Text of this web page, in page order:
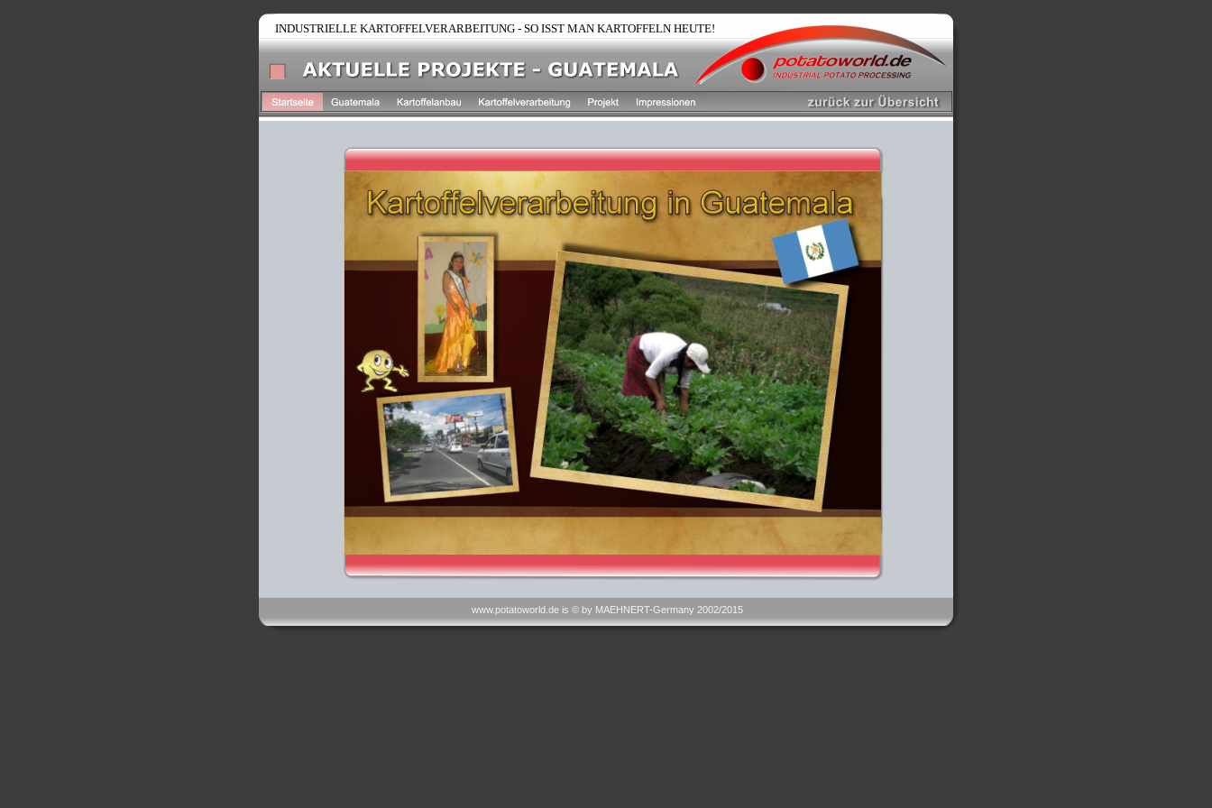
www.potatoworld.de is © by MAEHNERT-Germany 2002/2015
INDUSTRIELLE KARTOFFELVERARBEITUNG - SO ISST MAN KARTOFFELN HEUTE!